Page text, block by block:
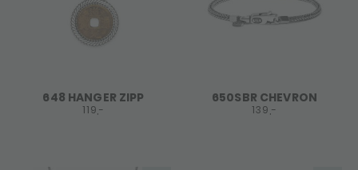
648 HANGER ZIPP
119,-
650SBR CHEVRON
139,-